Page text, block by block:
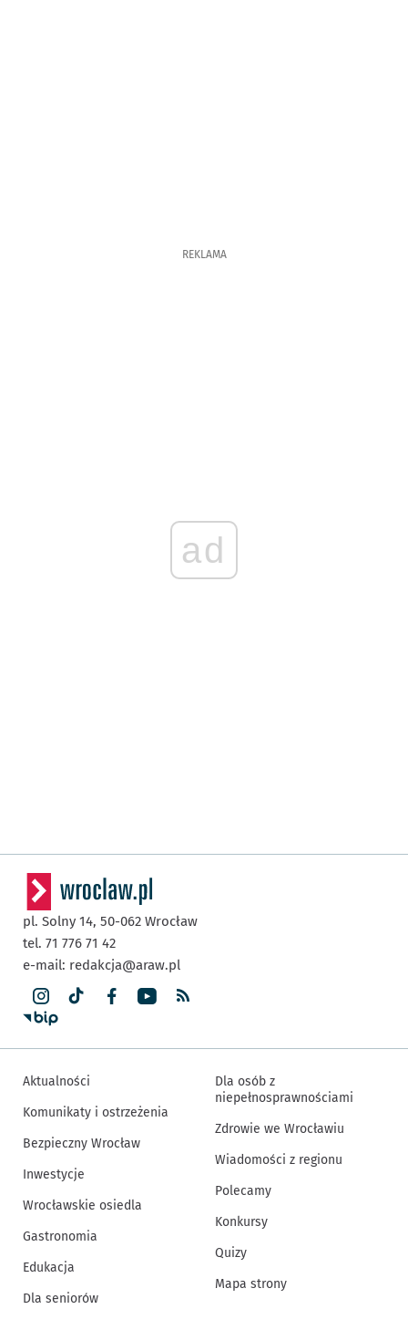
REKLAMA
ad
pl. Solny 14, 50-062 Wrocław
tel. 71 776 71 42
e-mail: redakcja@araw.pl
Aktualności
Komunikaty i ostrzeżenia
Bezpieczny Wrocław
Inwestycje
Wrocławskie osiedla
Gastronomia
Edukacja
Dla seniorów
Dla osób z
niepełnosprawnościami
Zdrowie we Wrocławiu
Wiadomości z regionu
Polecamy
Konkursy
Quizy
Mapa strony